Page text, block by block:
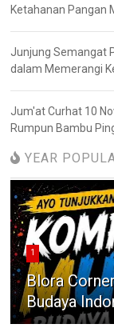
Ketahanan Pangan
Junjung Semangat
dalam Memerangi
Jum'at Curhat 10
Rumpun Bambu
YEAR
1
Blora
Budaya